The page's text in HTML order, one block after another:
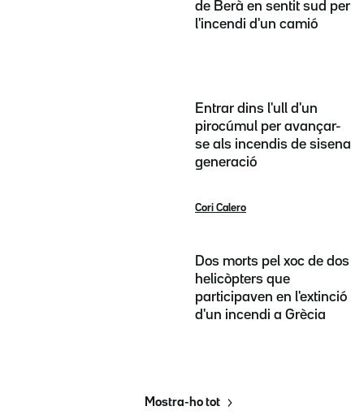
de Berà en sentit sud per
l'incendi d'un camió
Entrar dins l'ull d'un
pirocúmul per avançar-
se als incendis de sisena
generació
Cori Calero
Dos morts pel xoc de dos
helicòpters que
participaven en l'extinció
d'un incendi a Grècia
Mostra-ho tot